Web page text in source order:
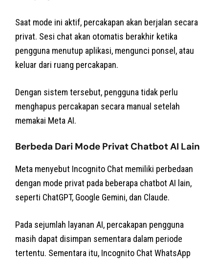
Saat mode ini aktif, percakapan akan berjalan secara
privat. Sesi chat akan otomatis berakhir ketika
pengguna menutup aplikasi, mengunci ponsel, atau
keluar dari ruang percakapan.
Dengan sistem tersebut, pengguna tidak perlu
menghapus percakapan secara manual setelah
memakai Meta AI.
Berbeda Dari Mode Privat Chatbot AI Lain
Meta menyebut Incognito Chat memiliki perbedaan
dengan mode privat pada beberapa chatbot AI lain,
seperti ChatGPT, Google Gemini, dan Claude.
Pada sejumlah layanan AI, percakapan pengguna
masih dapat disimpan sementara dalam periode
tertentu. Sementara itu, Incognito Chat WhatsApp